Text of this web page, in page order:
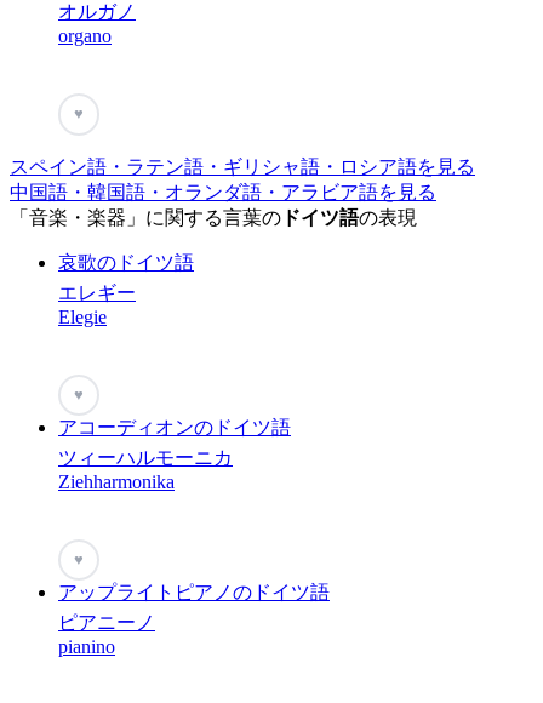
オルガノ
organo
♥
スペイン語・ラテン語・ギリシャ語・ロシア語を見る
中国語・韓国語・オランダ語・アラビア語を見る
「音楽・楽器」に関する言葉の ドイツ語の表現
哀歌のドイツ語
エレギー
Elegie
♥
アコーディオンのドイツ語
ツィーハルモーニカ
Ziehharmonika
♥
アップライトピアノのドイツ語
ピアニーノ
pianino